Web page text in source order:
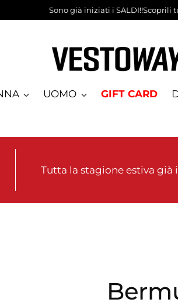
Sono già iniziati i SALDI!!Scoprili
UOMO GIFT CARD
Tutta la stagione estiva già